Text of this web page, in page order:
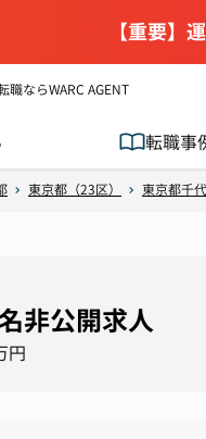
【重要】
職ならWARC AGENT
転職事
東京都（23区） 東京都千
非公開求人
円